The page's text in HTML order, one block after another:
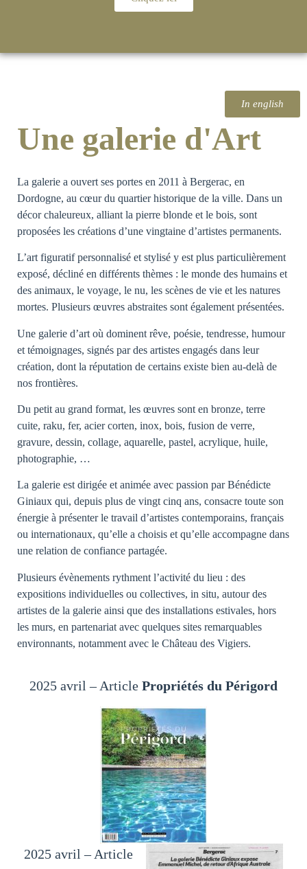
In english
Une galerie d'Art
La galerie a ouvert ses portes en 2011 à Bergerac, en
Dordogne, au cœur du quartier historique de la ville. Dans un
décor chaleureux, alliant la pierre blonde et le bois, sont
proposées les créations d’une vingtaine d’artistes permanents.
L’art figuratif personnalisé et stylisé y est plus particulièrement
exposé, décliné en différents thèmes : le monde des humains et
des animaux, le voyage, le nu, les scènes de vie et les natures
mortes. Plusieurs œuvres abstraites sont également présentées.
Une galerie d’art où dominent rêve, poésie, tendresse, humour
et témoignages, signés par des artistes engagés dans leur
création, dont la réputation de certains existe bien au-delà de
nos frontières.
Du petit au grand format, les œuvres sont en bronze, terre
cuite, raku, fer, acier corten, inox, bois, fusion de verre,
gravure, dessin, collage, aquarelle, pastel, acrylique, huile,
photographie, …
La galerie est dirigée et animée avec passion par Bénédicte
Giniaux qui, depuis plus de vingt cinq ans, consacre toute son
énergie à présenter le travail d’artistes contemporains, français
ou internationaux, qu’elle a choisis et qu’elle accompagne dans
une relation de confiance partagée.
Plusieurs évènements rythment l’activité du lieu : des
expositions individuelles ou collectives, in situ, autour des
artistes de la galerie ainsi que des installations estivales, hors
les murs, en partenariat avec quelques sites remarquables
environnants, notamment avec le Château des Vigiers.
2025 avril – Article Propriétés du Périgord
2025 avril – Article